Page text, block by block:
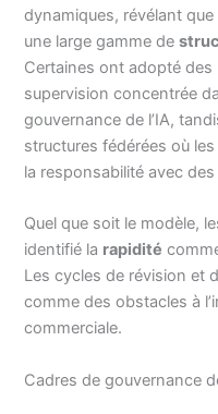
dynamiques, révélant
une large gamme de
Certaines ont adopté
supervision concentrée
gouvernance de l’IA,
structures fédérées où
la responsabilité avec des
Quel que soit le modèle,
identifié la rapidité
Les cycles de révision et
comme des obstacles à
commerciale.
Cadres de gouvernance